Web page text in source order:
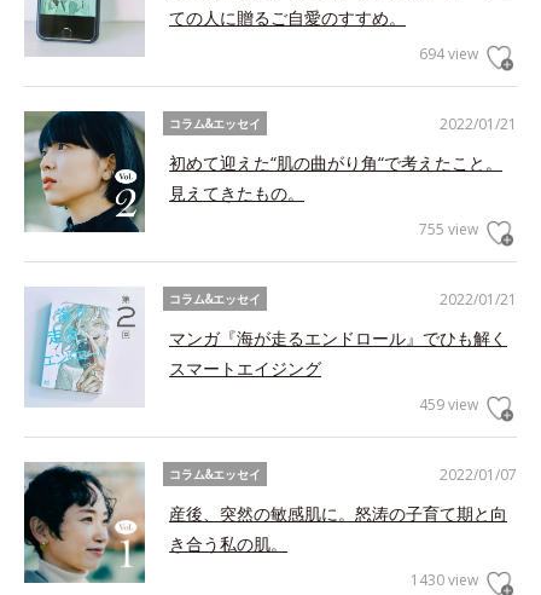
ての人に贈るご自愛のすすめ。
694 view
2022/01/21
コラム&エッセイ
初めて迎えた“肌の曲がり角“で考えたこと。
見えてきたもの。
755 view
2022/01/21
コラム&エッセイ
マンガ『海が走るエンドロール』でひも解く
スマートエイジング
459 view
2022/01/07
コラム&エッセイ
産後、突然の敏感肌に。怒涛の子育て期と向
き合う私の肌。
1430 view